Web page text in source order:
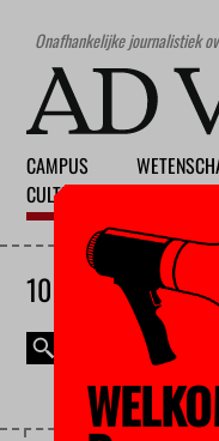
Onafhankelijke journalistiek
CAMPUS
CULTUUR
10 AUGUSTUS